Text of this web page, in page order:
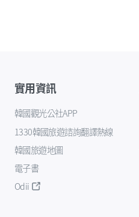
實用資訊
韓國觀光公社APP
1330韓國旅遊諮詢翻譯熱線
韓國旅遊地圖
電子書
Odii